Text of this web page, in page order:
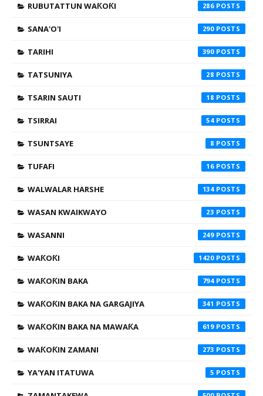
RUBUTATTUN WAƘOƘI 286
SANA'O'I 290
TARIHI 390
TATSUNIYA 28
TSARIN SAUTI 18
TSIRRAI 54
TSUNTSAYE 8
TUFAFI 16
WALWALAR HARSHE 134
WASAN KWAIKWAYO 23
WASANNI 249
WAƘOƘI 1420
WAƘOƘIN BAKA 794
WAƘOƘIN BAKA NA GARGAJIYA 341
WAƘOƘIN BAKA NA MAWAƘA 619
WAƘOƘIN ZAMANI 273
YA'YAN ITATUWA 5